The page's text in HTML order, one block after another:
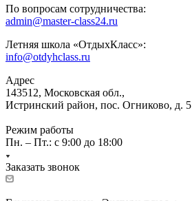
По вопросам сотрудничества:
admin@master-class24.ru
Летняя школа «ОтдыхКласс»:
info@otdyhclass.ru
Адрес
143512, Московская обл.,
Истринский район, пос. Огниково, д. 5
Режим работы
Пн. – Пт.: с 9:00 до 18:00
Заказать звонок